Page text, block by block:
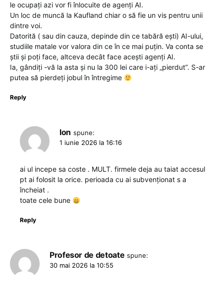
le ocupați azi vor fi înlocuite de agenți AI.
Un loc de muncă la Kaufland chiar o să fie un vis pentru unii
dintre voi.
Datorită ( sau din cauza, depinde din ce tabără ești) AI-ului,
studiile matale vor valora din ce în ce mai puțin. Va conta se
știi și poți face, altceva decât face acești agenți AI.
Ia, gândiți -vă la asta și nu la 300 lei care i-ați „pierdut”. S-ar
putea să pierdeți jobul în întregime
Reply
Ion spune:
1 iunie 2026 la 16:16
ai ul incepe sa coste . MULT. firmele deja au taiat accesul
pt ai folosit la orice. perioada cu ai subvenționat s a
încheiat .
toate cele bune
Reply
Profesor de detoate spune:
30 mai 2026 la 10:55